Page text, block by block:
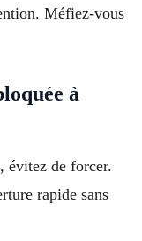
Méfiez-vous
à
évitez de forcer.
rapide sans